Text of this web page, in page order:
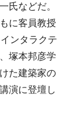
氏などだ。
に客員教授
ンタラクテ
塚本邦彦学
た建築家の
演に登壇し